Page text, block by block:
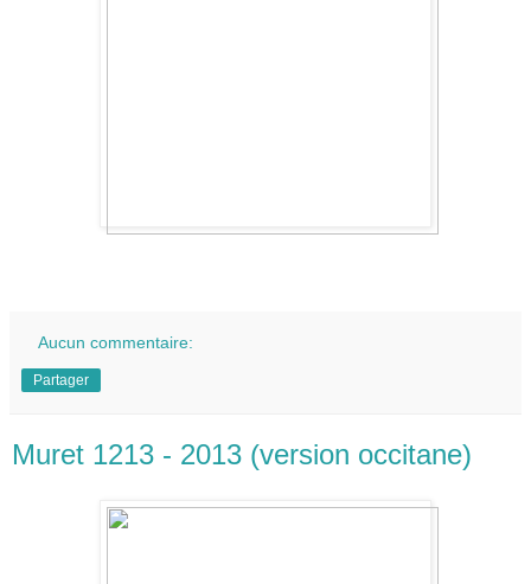
Aucun commentaire:
Partager
Muret 1213 - 2013 (version occitane)